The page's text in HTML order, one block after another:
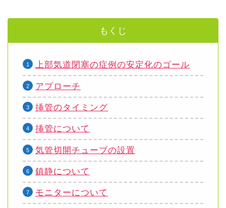
もくじ
上部気道閉塞の症例の安定化のゴール
アプローチ
挿管のタイミング
挿管について
気管切開チューブの設置
鎮静について
モニターについて